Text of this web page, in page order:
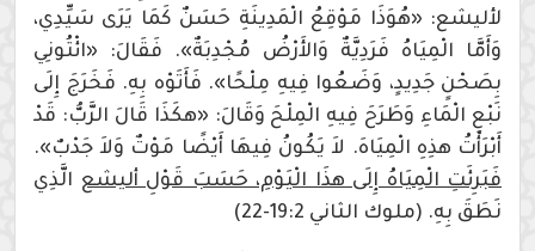
لأليشع: «هُوَذَا مَوْقِعُ الْمَدِينَةِ حَسَنٌ كَمَا يَرَى سَيِّدِي،
وَأَمَّا الْمِيَاهُ فَرَدِيَّةٌ وَالأَرْضُ مُجْدِبَةٌ». فَقَالَ: «ائْتُونِي
بِصَحْنٍ جَدِيدٍ، وَضَعُوا فِيهِ مِلْحًا». فَأَتَوْه بِهِ. فَخَرَجَ إِلَى
نَبْعِ الْمَاءِ وَطَرَحَ فِيهِ الْمِلْحَ وَقَالَ: «هكَذَا قَالَ الرَّبُّ: قَدْ
أَبْرَأْتُ هذِهِ الْمِيَاهَ. لاَ يَكُونُ فِيهَا أَيْضًا مَوْتٌ وَلاَ جَدْبٌ».
فَبَرِئَتِ الْمِيَاهُ إِلَى هذَا الْيَوْمِ، حَسَبَ قَوْلِ أليشع الَّذِي
نَطَقَ بِهِ. (ملوك الثاني 19:2-22)